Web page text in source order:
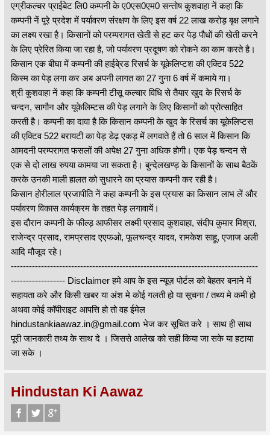
एग्रीकल्चर प्राईबेट लि0 कम्पनी के ए0एस0एम0 सन्तोष कुशवाहा नें कहा कि
कम्पनी नें पूरे प्रदेश में पर्यावरण संरक्षण के लिए इस वर्ष 22 लाख करोड़ बृक्ष लगाने
का लक्ष्य रखा है। किसानों को परम्परागत खेती से हट कर पेड़ पौधों की खेती करने
के लिए प्रेरित किया जा रहा है, जो पर्यावरण प्रदूषण को रोकने का काम करते है।
किसान एक बीघा में कम्पनी की हाईबे्रड रिसर्च के यूकेलिप्टश की एक्टिव 522
किस्म का पेड़ लगा कर अब अपनी लागत का 27 गुना 6 वर्ष में कमाये गा।
श्री कुशवाहा नें कहा कि कम्पनी टीसू कल्चार विधि से तैयार खुद के रिसर्च के
चन्दन, सागौन और यूकेलिम्टस की पेड़ लगाने के लिए किसानों को प्रोत्साहित
करती है। कम्पनी का दावा है कि किसान कम्पनी के खुद के रिसर्च का यूकेलिप्टस
की एक्टिव 522 बरायटी का पेड़ डेढ़ एकड़ में लगवाते हैं तो 6 साल में किसान कि
आमदनी परम्परागत फसलों की अपेक्ष 27 गुना अधिक होगी। एक पेड़ चन्दन से
एक से दो लाख रुपया कामया जा सकता है। बुन्देलखण्ड़ के किसानों के साथ बैठकें
करके उनकी माली हालत को सुधारने का प्रयास कम्पनी कर रही है।
किसान होरीलाल प्रजापीति नें कहा कम्पनी के इस प्रयास का किसान लाभ लें और
पर्यावरण विकास कार्यक्रम के तहत पेड़ लगावायें।
इस दौरान कम्पनी के फील्ड़ आफीसर लक्ष्मी प्रसाद कुशवाहा, संदीप कुमार मिश्रा,
राजेन्द्र प्रसाद, रामप्रसाद एएफओ, फूलचन्द्र यादव, रामकेश साहू, एजाज अली
आदि मौजूद रहे।
----------------------------------------------------------------------------------
------------------ Disclaimer हमे आप के इस न्यूज़ पोर्टल को बेहतर बनाने में
सहायता करे और किसी खबर या अंश मे कोई गलती हो या सूचना / तथ्य मे कमी हो
अथवा कोई कॉपीराइट आपत्ति हो तो वह ईमेल
hindustankiaawaz.in@gmail.com भेज कर सूचित करे । साथ ही साथ
पूरी जानकारी तथ्य के साथ दे । जिससे आलेख को सही किया जा सके या हटाया
जा सके ।
Hindustan Ki Aawaz